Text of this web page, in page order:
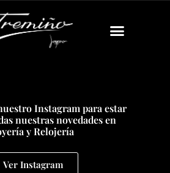
Instagram para estar
nuestras novedades en
y Relojería
Ver Instagram